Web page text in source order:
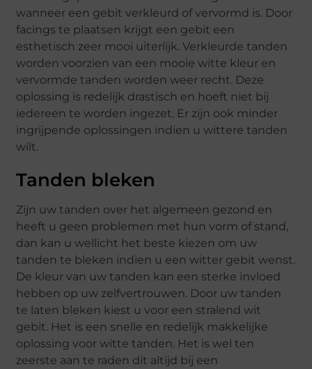
wanneer een gebit verkleurd of vervormd is. Door
facings te plaatsen krijgt een gebit een
esthetisch zeer mooi uiterlijk. Verkleurde tanden
worden voorzien van een mooie witte kleur en
vervormde tanden worden weer recht. Deze
oplossing is redelijk drastisch en hoeft niet bij
iedereen te worden ingezet. Er zijn ook minder
ingrijpende oplossingen indien u wittere tanden
wilt.
Tanden bleken
Zijn uw tanden over het algemeen gezond en
heeft u geen problemen met hun vorm of stand,
dan kan u wellicht het beste kiezen om uw
tanden te bleken indien u een witter gebit wenst.
De kleur van uw tanden kan een sterke invloed
hebben op uw zelfvertrouwen. Door uw tanden
te laten bleken kiest u voor een stralend wit
gebit. Het is een snelle en redelijk makkelijke
oplossing voor witte tanden. Het is wel ten
zeerste aan te raden dit altijd bij een